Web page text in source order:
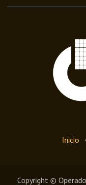
Inicio
Copyright ©